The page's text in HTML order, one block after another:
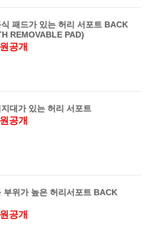
패드가 있는 허리 서포트 BACK
REMOVABLE PAD)
공개
대가 있는 허리 서포트
공개
위가 높은 허리서포트 BACK
공개